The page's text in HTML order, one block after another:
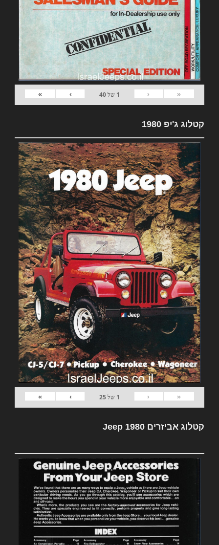
«
‹
1 של40
›
»
קטלוג ג'יפ 1980
«
‹
1 של25
›
»
קטלוג אביזרים Jeep 1980